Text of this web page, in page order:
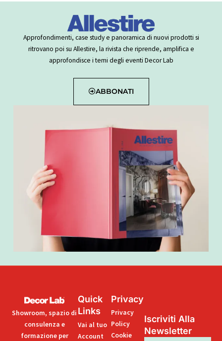
Approfondimenti, case study e panoramica di nuovi prodotti si
ritrovano poi su Allestire, la rivista che riprende, amplifica e
approfondisce i temi degli eventi Decor Lab
ABBONATI
Showroom, spazio di
consulenza e
formazione per
Quick
Links
Vai al tuo
Account
Privacy
Privacy
Policy
Cookie
Iscriviti Alla
Newsletter